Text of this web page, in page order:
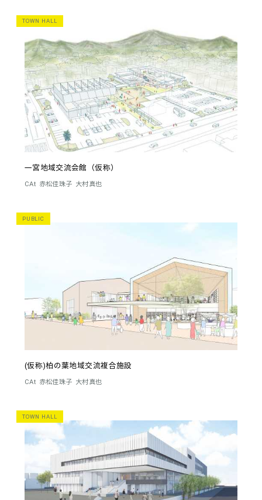
TOWN HALL
一宮地域交流会館（仮称）
CAt 赤松佳珠子 大村真也
PUBLIC
(仮称)柏の葉地域交流複合施設
CAt 赤松佳珠子 大村真也
TOWN HALL